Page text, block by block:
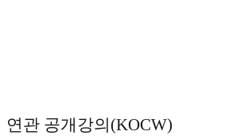
연관 공개강의(KOCW)